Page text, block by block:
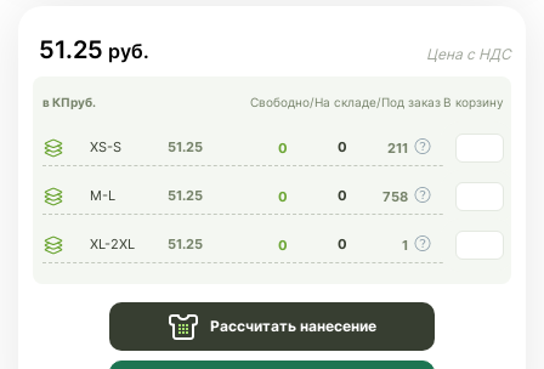
51.25
в КПруб. Свободно/На складе/Под заказ В корзину
XS-S 51.25 0 0 211
M-L 51.25 0 0 758
XL-2XL 51.25 0 0 1
Рассчитать нанесение